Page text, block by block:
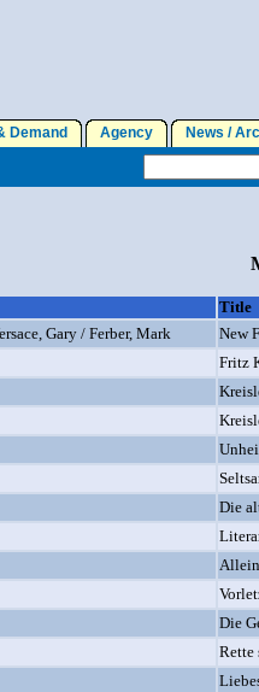
Demand Agency News /
Title
Gary / Ferber, Mark New
Fritz
Die
Die
Rette